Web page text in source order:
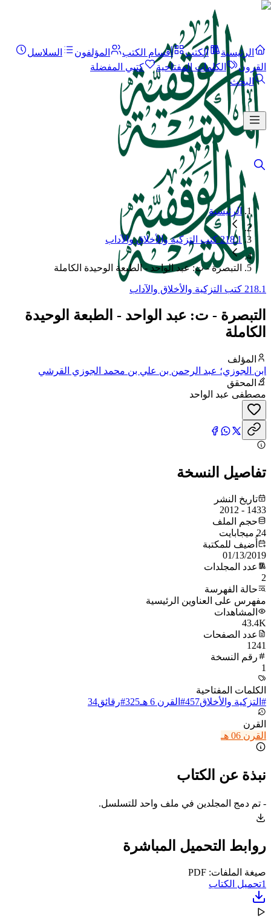
الرئيسية الكتب أقسام الكتب المؤلفون
السلاسل
القرون
الكلمات المفتاحية
كتبي المفضلة
البحث
الرئيسية
218.1 كتب التزكية والأخلاق والآداب
التبصرة - ت: عبد الواحد - الطبعة الوحيدة الكاملة
218.1 كتب التزكية والأخلاق والآداب
التبصرة - ت: عبد الواحد - الطبعة الوحيدة
الكاملة
المؤلف
ابن الجوزي؛ عبد الرحمن بن علي بن محمد الجوزي القرشي
البغدادي، أبو الفرج
المحقق
مصطفى عبد الواحد
تفاصيل النسخة
تاريخ النشر
1433 - 2012
حجم الملف
24 ميجابايت
أُضيف للمكتبة
01/13/2019
عدد المجلدات
2
حالة الفهرسة
مفهرس على العناوين الرئيسية
المشاهدات
43.4K
عدد الصفحات
1241
رقم النسخة
1
الكلمات المفتاحية
# التزكية والأخلاق457
# القرن 6 هـ 325
#رقائق34
القرن
القرن 06 هـ
نبذة عن الكتاب
- تم دمج المجلدين في ملف واحد للتسلسل.
روابط التحميل المباشرة
صيغة الملفات: PDF
1تحميل الكتاب